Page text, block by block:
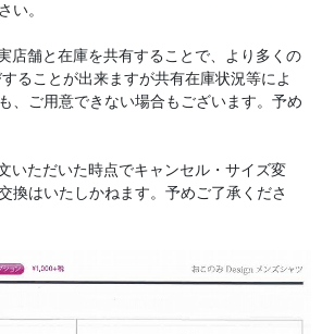
い。
店舗と在庫を共有することで、より多くの
ることが出来ますが共有在庫状況等によ
、ご用意できない場合もございます。予め
いただいた時点でキャンセル・サイズ変
換はいたしかねます。予めご了承くださ